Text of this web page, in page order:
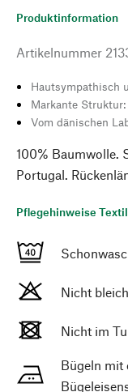
Produktinformation
Artikelnummer
Hautsympathisch
Markante
Vom dänischen
100% Baumwolle.
Portugal.
Pflegehinweise Textil
Nicht
Nicht im
Bügeln mit